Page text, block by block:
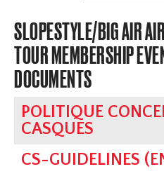
SLOPESTYLE/BIG AIR
TOUR MEMBERSHIP
DOCUMENTS
POLITIQUE
CASQUES
CS-GUIDELINES